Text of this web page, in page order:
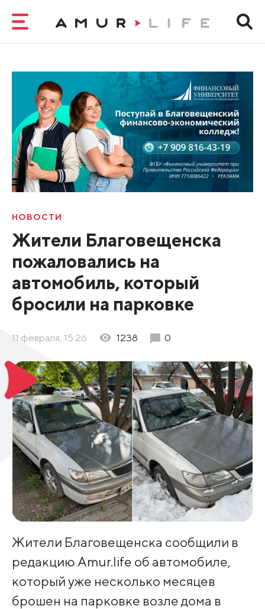
НОВОСТИ
Жители Благовещенска
пожаловались на
автомобиль, который
бросили на парковке
11 февраля, 15:26 1238 0
Жители Благовещенска сообщили в
редакцию Amur.life об автомобиле,
который уже несколько месяцев
брошен на парковке возле дома в